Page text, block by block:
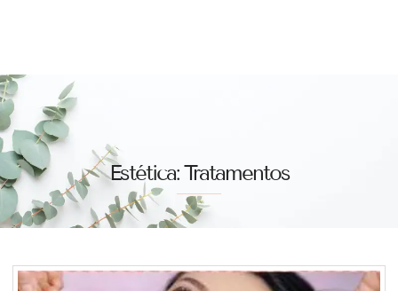
Estética: Tratamentos